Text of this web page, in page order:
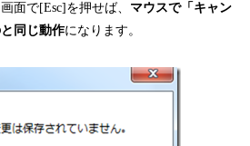
面で[Esc]を押せば、 マウスで「キャン
同じ動作になります。